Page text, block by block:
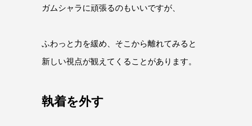
ガムシャラに頑張るのもいいですが、
ふわっと力を緩め、そこから離れてみると
新しい視点が観えてくることがあります。
執着を外す